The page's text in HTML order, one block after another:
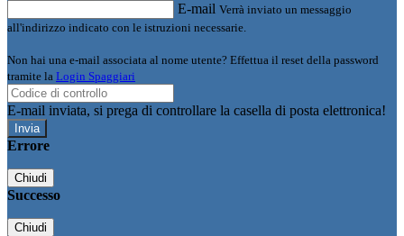
E-mail Verrà inviato un messaggio
all'indirizzo indicato con le istruzioni necessarie.
Non hai una e-mail associata al nome utente? Effettua il reset della password
tramite la Login Spaggiari
E-mail inviata, si prega di controllare la casella di posta elettronica!
Errore
Chiudi
Successo
Chiudi